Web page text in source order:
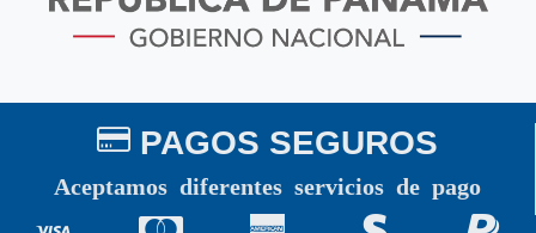
PAGOS SEGUROS
Aceptamos diferentes servicios de pago